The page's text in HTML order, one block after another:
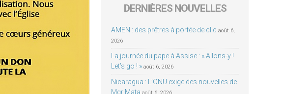
DERNIÈRES NOUVELLES
AMEN : des prêtres à portée de clic août 6,
2026
La journée du pape à Assise : « Allons-y !
Let’s go ! » août 6, 2026
Nicaragua : L’ONU exige des nouvelles de
Mgr Mata